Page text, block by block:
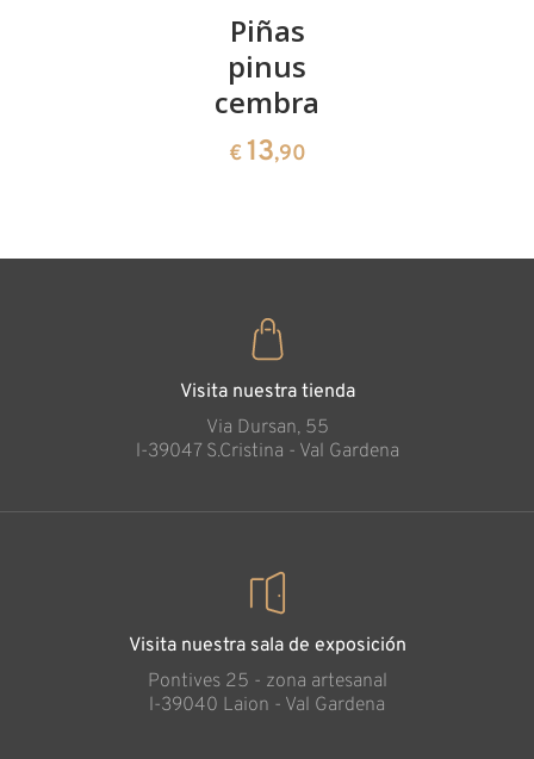
Piñas
pinus
cembra
€ 13,90
Visita nuestra tienda
Via Dursan, 55
l-39047 S.Cristina - Val Gardena
Visita nuestra sala de exposición
Pontives 25 - zona artesanal
l-39040 Laion - Val Gardena